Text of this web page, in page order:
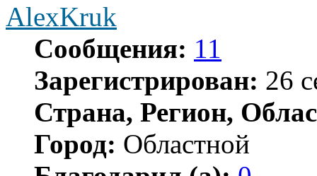
AlexKruk
Сообщения: 11
Зарегистрирован: 26
Страна, Регион,
Город: Областной